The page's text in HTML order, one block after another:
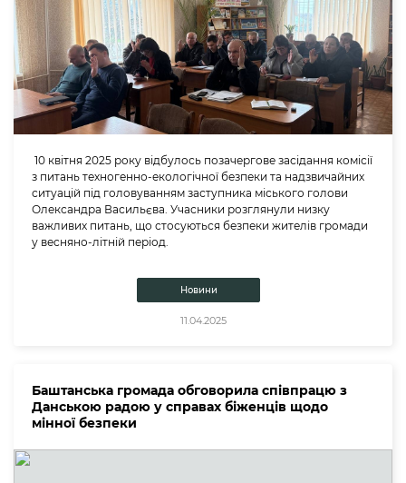
10 квітня 2025 року відбулось позачергове засідання комісії
з питань техногенно-екологічної безпеки та надзвичайних
ситуацій під головуванням заступника міського голови
Олександра Васильєва. Учасники розглянули низку
важливих питань, що стосуються безпеки жителів громади
у весняно-літній період.
Новини
11.04.2025
Баштанська громада обговорила співпрацю з
Данською радою у справах біженців щодо
мінної безпеки